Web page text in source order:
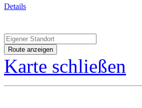
Details
Karte schließen